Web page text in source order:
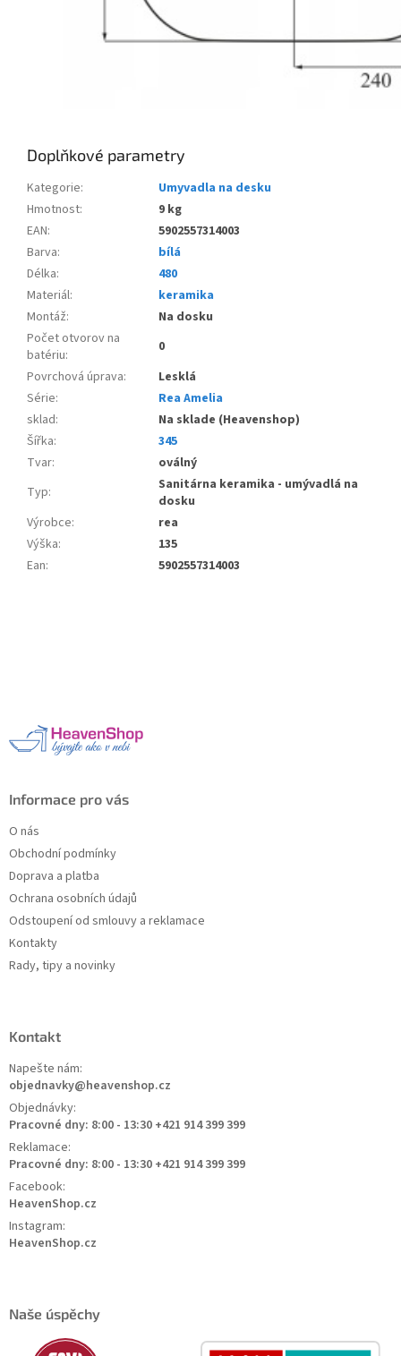
Doplňkové parametry
Kategorie:
Umyvadla na desku
Hmotnost:
9 kg
EAN:
5902557314003
Barva:
bílá
Délka:
480
Materiál:
keramika
Montáž:
Na dosku
Počet otvorov na
batériu:
0
Povrchová úprava:
Lesklá
Série:
Rea Amelia
sklad:
Na sklade (Heavenshop)
Šířka:
345
Tvar:
oválný
Typ:
Sanitárna keramika - umývadlá na
dosku
Výrobce:
rea
Výška:
135
Ean: 5902557314003
Informace pro vás
O nás
Obchodní podmínky
Doprava a platba
Ochrana osobních údajů
Odstoupení od smlouvy a reklamace
Kontakty
Rady, tipy a novinky
Kontakt
Napešte nám:
objednavky@heavenshop.cz
Objednávky:
Pracovné dny: 8:00 - 13:30 +421 914 399 399
Reklamace:
Pracovné dny: 8:00 - 13:30 +421 914 399 399
Facebook:
HeavenShop.cz
Instagram:
HeavenShop.cz
Naše úspěchy